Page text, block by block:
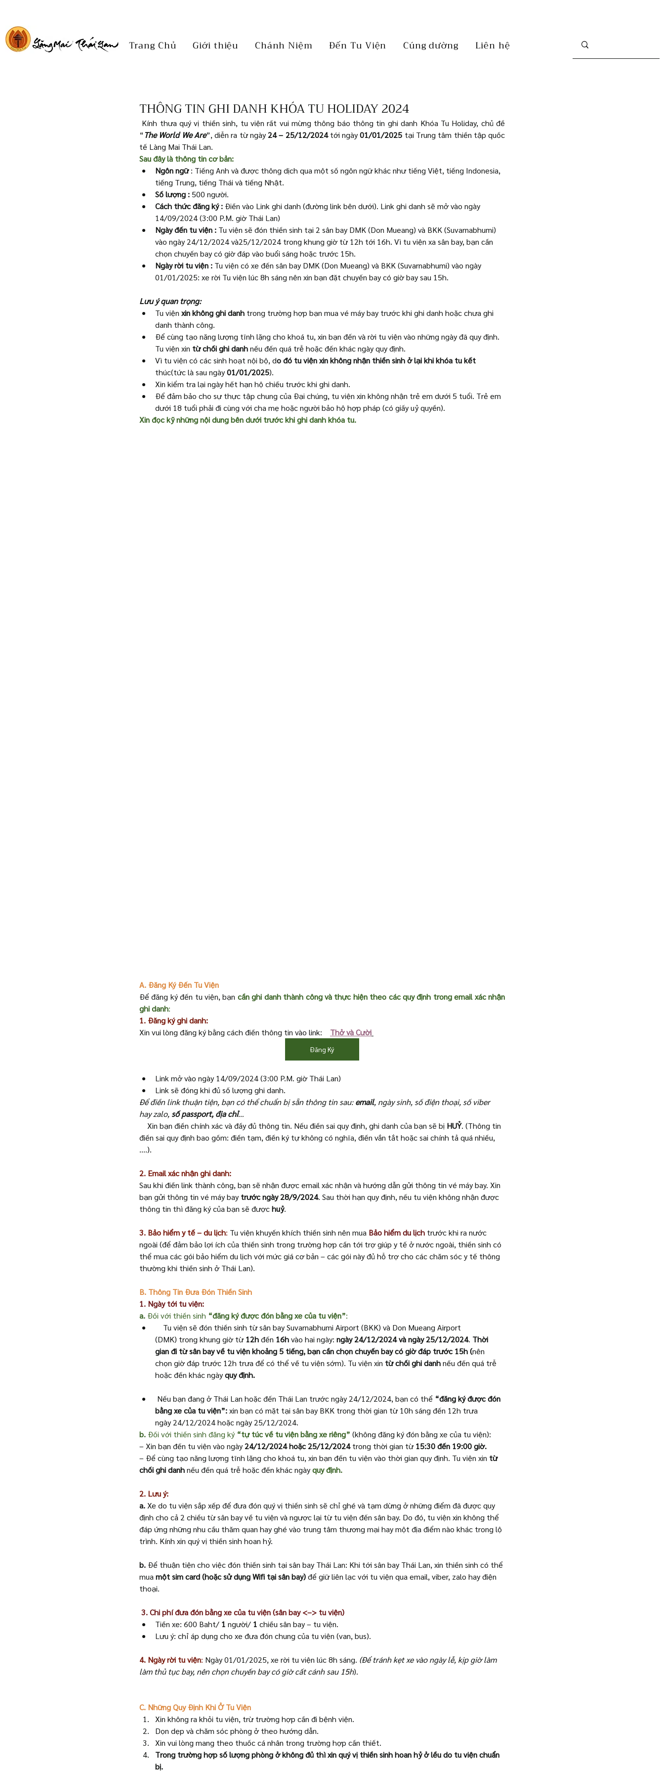
Trang Chủ Giới thiệu Chánh Niệm Đến Tu Viện Cúng dường Liên hệ
THÔNG TIN GHI DANH KHÓA TU HOLIDAY 2024
Kính thưa quý vị thiền sinh, tu viện rất vui mừng thông báo thông tin ghi danh Khóa Tu Holiday, chủ đề
“The World We Are”, diễn ra từ ngày 24 – 25/12/2024 tới ngày 01/01/2025 tại Trung tâm thiền tập quốc
tế Làng Mai Thái Lan.
Sau đây là thông tin cơ bản:
Ngôn ngữ : Tiếng Anh và được thông dịch qua một số ngôn ngữ khác như tiếng Việt, tiếng Indonesia,
tiếng Trung, tiếng Thái và tiếng Nhật.
Số lượng : 500 người.
Cách thức đăng ký : Điền vào Link ghi danh (đường link bên dưới). Link ghi danh sẽ mở vào ngày
14/09/2024 (3:00 P.M. giờ Thái Lan)
Ngày đến tu viện : Tu viện sẽ đón thiền sinh tại 2 sân bay DMK (Don Mueang) và BKK (Suvarnabhumi)
vào ngày 24/12/2024 và25/12/2024 trong khung giờ từ 12h tới 16h. Vì tu viện xa sân bay, bạn cần
chọn chuyến bay có giờ đáp vào buổi sáng hoặc trước 15h.
Ngày rời tu viện : Tu viện có xe đến sân bay DMK (Don Mueang) và BKK (Suvarnabhumi) vào ngày
01/01/2025: xe rời Tu viện lúc 8h sáng nên xin bạn đặt chuyến bay có giờ bay sau 15h.
Lưu ý quan trọng:
Tu viện xin không ghi danh trong trường hợp bạn mua vé máy bay trước khi ghi danh hoặc chưa ghi
danh thành công.
Để cùng tạo năng lượng tĩnh lặng cho khoá tu, xin bạn đến và rời tu viện vào những ngày đã quy định.
Tu viện xin từ chối ghi danh nếu đến quá trễ hoặc đến khác ngày quy định.
Vì tu viện có các sinh hoạt nội bộ, do đó tu viện xin không nhận thiền sinh ở lại khi khóa tu kết
thúc(tức là sau ngày 01/01/2025).
Xin kiểm tra lại ngày hết hạn hộ chiếu trước khi ghi danh.
Để đảm bảo cho sự thực tập chung của Đại chúng, tu viện xin không nhận trẻ em dưới 5 tuổi. Trẻ em
dưới 18 tuổi phải đi cùng với cha mẹ hoặc người bảo hộ hợp pháp (có giấy uỷ quyền).
Xin đọc kỹ những nội dung bên dưới trước khi ghi danh khóa tu.
A. Đăng Ký Đến Tu Viện
Để đăng ký đến tu viện, bạn cần ghi danh thành công và thực hiện theo các quy định trong email xác nhận
ghi danh:
1. Đăng ký ghi danh:
Xin vui lòng đăng ký bằng cách điền thông tin vào link: Thở và Cười
Đăng Ký
Link mở vào ngày 14/09/2024 (3:00 P.M. giờ Thái Lan)
Link sẽ đóng khi đủ số lượng ghi danh.
Để điền link thuận tiện, bạn có thể chuẩn bị sẵn thông tin sau: email, ngày sinh, số điện thoại, số viber
hay zalo, số passport, địa chỉ…
Xin bạn điền chính xác và đầy đủ thông tin. Nếu điền sai quy định, ghi danh của bạn sẽ bị HUỶ. (Thông tin
điền sai quy định bao gồm: điền tạm, điền ký tự không có nghĩa, điền vắn tắt hoặc sai chính tả quá nhiều,
….).
2. Email xác nhận ghi danh:
Sau khi điền link thành công, bạn sẽ nhận được email xác nhận và hướng dẫn gửi thông tin vé máy bay. Xin
bạn gửi thông tin vé máy bay trước ngày 28/9/2024. Sau thời hạn quy định, nếu tu viện không nhận được
thông tin thì đăng ký của bạn sẽ được huỷ.
3. Bảo hiểm y tế – du lịch: Tu viện khuyến khích thiền sinh nên mua Bảo hiểm du lịch trước khi ra nước
ngoài (để đảm bảo lợi ích của thiền sinh trong trường hợp cần tới trợ giúp y tế ở nước ngoài, thiền sinh có
thể mua các gói bảo hiểm du lịch với mức giá cơ bản – các gói này đủ hỗ trợ cho các chăm sóc y tế thông
thường khi thiền sinh ở Thái Lan).
B. Thông Tin Đưa Đón Thiền Sinh
1. Ngày tới tu viện:
a. Đối với thiền sinh “đăng ký được đón bằng xe của tu viện”:
Tu viện sẽ đón thiền sinh từ sân bay Suvarnabhumi Airport (BKK) và Don Mueang Airport
(DMK) trong khung giờ từ 12h đến 16h vào hai ngày: ngày 24/12/2024 và ngày 25/12/2024. Thời
gian đi từ sân bay về tu viện khoảng 5 tiếng, bạn cần chọn chuyến bay có giờ đáp trước 15h (nên
chọn giờ đáp trước 12h trưa để có thể về tu viện sớm). Tu viện xin từ chối ghi danh nếu đến quá trễ
hoặc đến khác ngày quy định.
Nếu bạn đang ở Thái Lan hoặc đến Thái Lan trước ngày 24/12/2024, bạn có thể “đăng ký được đón
bằng xe của tu viện”: xin bạn có mặt tại sân bay BKK trong thời gian từ 10h sáng đến 12h trưa
ngày 24/12/2024 hoặc ngày 25/12/2024.
b. Đối với thiền sinh đăng ký “tự túc về tu viện bằng xe riêng” (không đăng ký đón bằng xe của tu viện):
– Xin bạn đến tu viện vào ngày 24/12/2024 hoặc 25/12/2024 trong thời gian từ 15:30 đến 19:00 giờ.
– Để cùng tạo năng lượng tĩnh lặng cho khoá tu, xin bạn đến tu viện vào thời gian quy định. Tu viện xin từ
chối ghi danh nếu đến quá trễ hoặc đến khác ngày quy định.
2. Lưu ý:
a. Xe do tu viện sắp xếp để đưa đón quý vị thiền sinh sẽ chỉ ghé và tạm dừng ở những điểm đã được quy
định cho cả 2 chiều từ sân bay về tu viện và ngược lại từ tu viện đến sân bay. Do đó, tu viện xin không thể
đáp ứng những nhu cầu thăm quan hay ghé vào trung tâm thương mại hay một địa điểm nào khác trong lộ
trình. Kính xin quý vị thiền sinh hoan hỷ.
b. Để thuận tiện cho việc đón thiền sinh tại sân bay Thái Lan: Khi tới sân bay Thái Lan, xin thiền sinh có thể
mua một sim card (hoặc sử dụng Wifi tại sân bay) để giữ liên lạc với tu viện qua email, viber, zalo hay điện
thoại.
3. Chi phí đưa đón bằng xe của tu viện (sân bay <–> tu viện)
Tiền xe: 600 Baht/ 1 người/ 1 chiều sân bay – tu viện.
Lưu ý: chỉ áp dụng cho xe đưa đón chung của tu viện (van, bus).
4. Ngày rời tu viện: Ngày 01/01/2025, xe rời tu viện lúc 8h sáng. (Để tránh kẹt xe vào ngày lễ, kịp giờ làm
làm thủ tục bay, nên chọn chuyến bay có giờ cất cánh sau 15h).
C. Những Quy Định Khi Ở Tu Viện
Xin không ra khỏi tu viện, trừ trường hợp cần đi bệnh viện.
Dọn dẹp và chăm sóc phòng ở theo hướng dẫn.
Xin vui lòng mang theo thuốc cá nhân trong trường hợp cần thiết.
Trong trường hợp số lượng phòng ở không đủ thì xin quý vị thiền sinh hoan hỷ ở lều do tu viện chuẩn
bị.